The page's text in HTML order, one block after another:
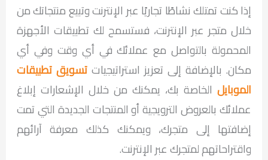
إذا كنت تمتلك نشاطًا تجاريًا عبر الإنترنت وتبيع منتجاتك من
خلال متجر عبر الإنترنت، فستسمح لك تطبيقات الأجهزة
المحمولة بالتواصل مع عملائك في أي وقت وفي أي
مكان. بالإضافة إلى تعزيز استراتيجيات تسويق تطبيقات
الموبايلالخاصة بك، يمكنك من خلال الإشعارات إبلاغ
عملائك بالعروض الترويجية أو المنتجات الجديدة التي تمت
إضافتها إلى متجرك، ويمكنك كذلك معرفة آرائهم
واقتراحاتهم لمتجرك عبر الإنترنت.